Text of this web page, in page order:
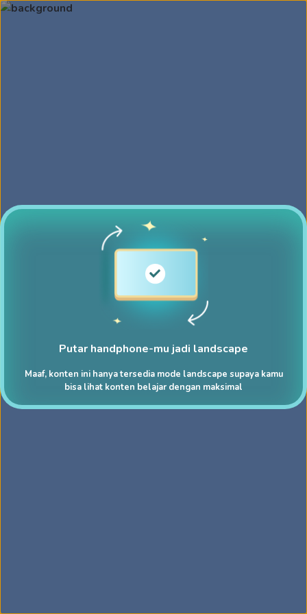
Putar handphone-mu jadi landscape
Maaf, konten ini hanya tersedia mode landscape supaya kamu
bisa lihat konten belajar dengan maksimal